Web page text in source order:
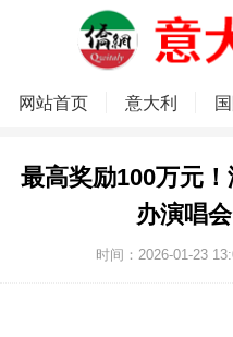
网站首页 意大利
最高奖励100万元
办演唱
时间：2026-01-23